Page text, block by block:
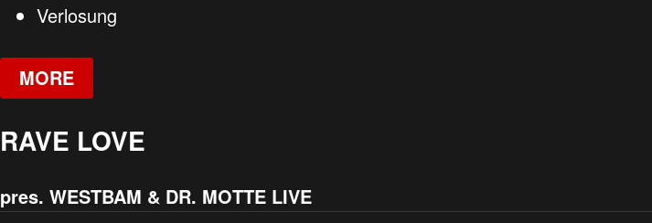
Verlosung
MORE
RAVE LOVE
pres. WESTBAM & DR. MOTTE LIVE